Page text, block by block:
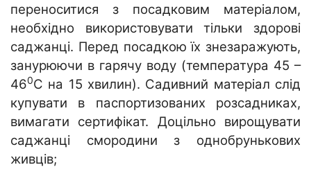
переноситися з посадковим матеріалом,
необхідно використовувати тільки здорові
саджанці. Перед посадкою їх знезаражують,
занурюючи в гарячу воду (температура 45 –
460С на 15 хвилин). Садивний матеріал слід
купувати в паспортизованих розсадниках,
вимагати сертифікат. Доцільно вирощувати
саджанці смородини з однобрунькових
живців;